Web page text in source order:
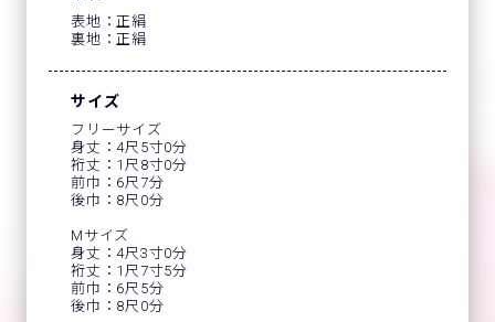
表地：正絹
裏地：正絹
サイズ
フリーサイズ
身丈：4尺5寸0分
裄丈：1尺8寸0分
前巾：6尺7分
後巾：8尺0分
Mサイズ
身丈：4尺3寸0分
裄丈：1尺7寸5分
前巾：6尺5分
後巾：8尺0分